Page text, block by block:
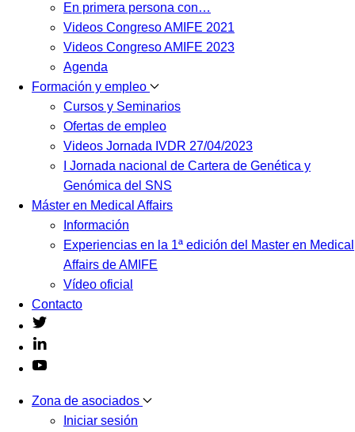
En primera persona con…
Videos Congreso AMIFE 2021
Videos Congreso AMIFE 2023
Agenda
Formación y empleo
Cursos y Seminarios
Ofertas de empleo
Videos Jornada IVDR 27/04/2023
I Jornada nacional de Cartera de Genética y
Genómica del SNS
Máster en Medical Affairs
Información
Experiencias en la 1ª edición del Master en Medical
Affairs de AMIFE
Vídeo oficial
Contacto
Zona de asociados
Iniciar sesión